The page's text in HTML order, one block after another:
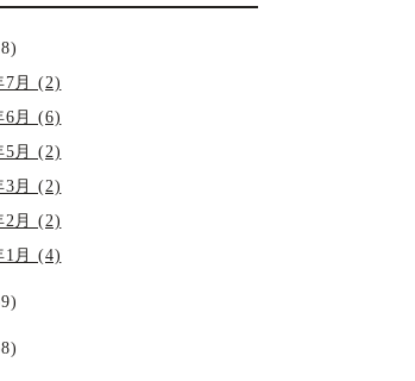
7月 (2)
6月 (6)
5月 (2)
3月 (2)
2月 (2)
1月 (4)